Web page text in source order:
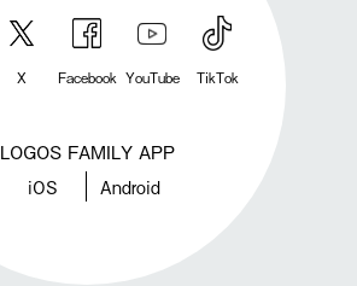
X Facebook YouTube TikTok
LOGOS FAMILY APP
iOS Android